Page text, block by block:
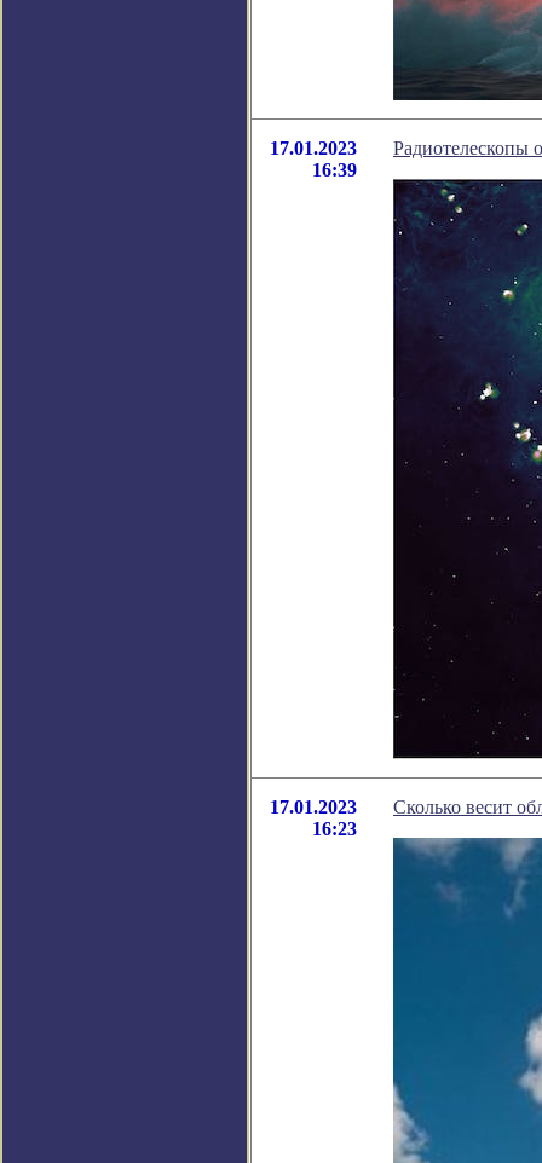
17.01.2023
16:39
Радиотелескопы
17.01.2023
16:23
Сколько весит